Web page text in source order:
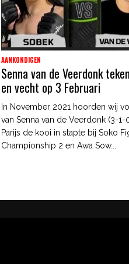
AANKONDIGEN
Senna van de Veerdonk
en vecht op 3 Februari
In November 2021 hoorden wij
van Senna van de Veerdonk (3-1-
Parijs de kooi in stapte bij Soko
Championship 2 en Awa Sow...